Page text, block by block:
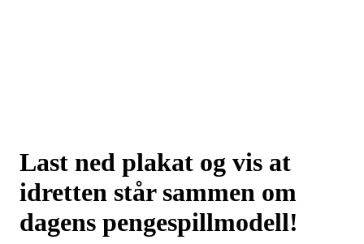
Last ned plakat og vis at
idretten står sammen om
dagens pengespillmodell!